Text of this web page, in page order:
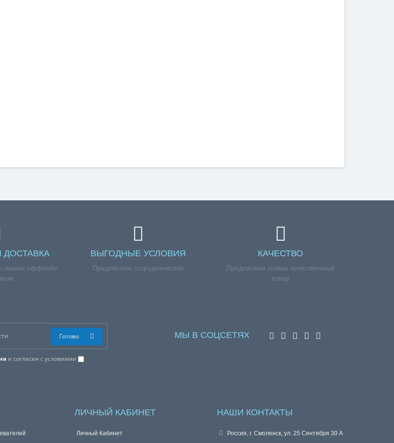
ДОСТАВКА
наших оффлайн
ВЫГОДНЫЕ УСЛОВИЯ
Предлагаем сотрудничество
КАЧЕСТВО
Предлагаем только качественный
товар
и согласен с условиями
Готово МЫ В СОЦСЕТЯХ
ЛИЧНЫЙ КАБИНЕТ
Личный Кабинет
НАШИ КОНТАКТЫ
Россия, г. Смоленск, ул. 25 Сентября 30 А